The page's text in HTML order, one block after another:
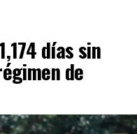
lista de terceros
días sin
de